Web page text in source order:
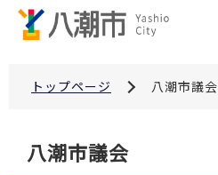
トップページ 八潮市議会
八潮市議会